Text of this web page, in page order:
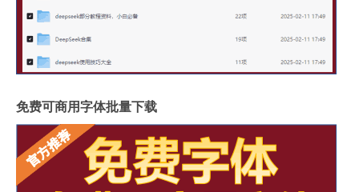
免费可商用字体批量下载